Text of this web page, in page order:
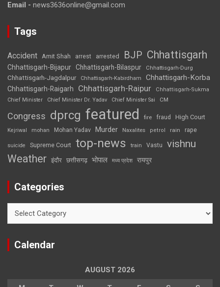
Email - news3636online@gmail.com
Tags
Accident Amit Shah arrest arrested BJP Chhattisgarh
Chhattisgarh-Bijapur Chhattisgarh-Bilaspur Chhattisgarh-Durg
Chhattisgarh-Jagdalpur Chhattisgarh-Kabirdham Chhattisgarh-Korba
Chhattisgarh-Raigarh Chhattisgarh-Raipur
Chhattisgarh-Sukma
Chief Minister
Chief Minister Dr. Yadav Chief Minister Sai CM
Congress dprcg featured fire fraud High Court
Kejriwal mohan Mohan Yadav Murder Naxalites petrol rain rape
suicide Supreme Court top-news train Vastu vishnu
Weather इंदौर छत्तीसगढ़ भोपाल मध्य प्रदेश रायपुर
Categories
Calendar
AUGUST 2026